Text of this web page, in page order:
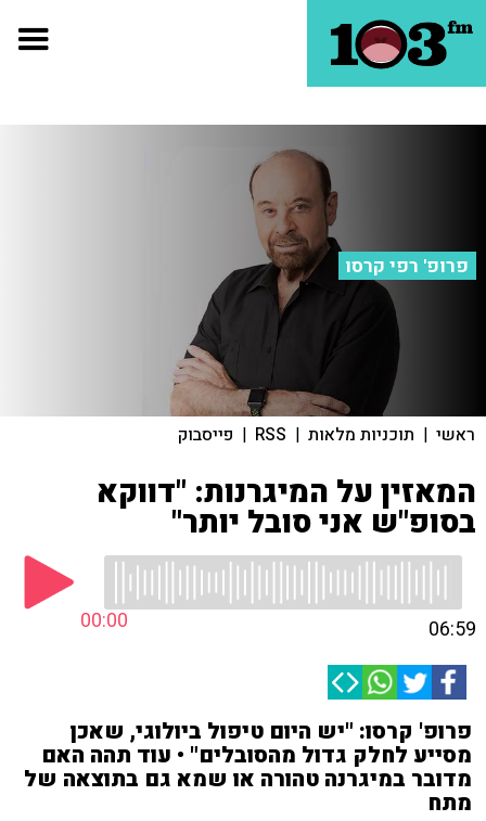
פרופ' רפי קרסו
ראשי | תוכניות מלאות |
RSS
| פייסבוק
המאזין על המיגרנות: "דווקא
בסופ"ש אני סובל יותר"
00:00 06:59
פרופ' קרסו: "יש היום טיפול ביולוגי, שאכן
מסייע לחלק גדול מהסובלים" • עוד תהה האם
מדובר במיגרנה טהורה או שמא גם בתוצאה של
מתח